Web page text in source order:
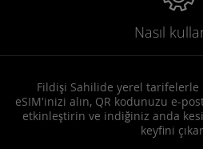
Nasıl
Fildişi Sahilide yerel tarifelerle
eSIM'inizi alın, QR kodunuzu e-
etkinleştirin ve indiğiniz anda
keyfini